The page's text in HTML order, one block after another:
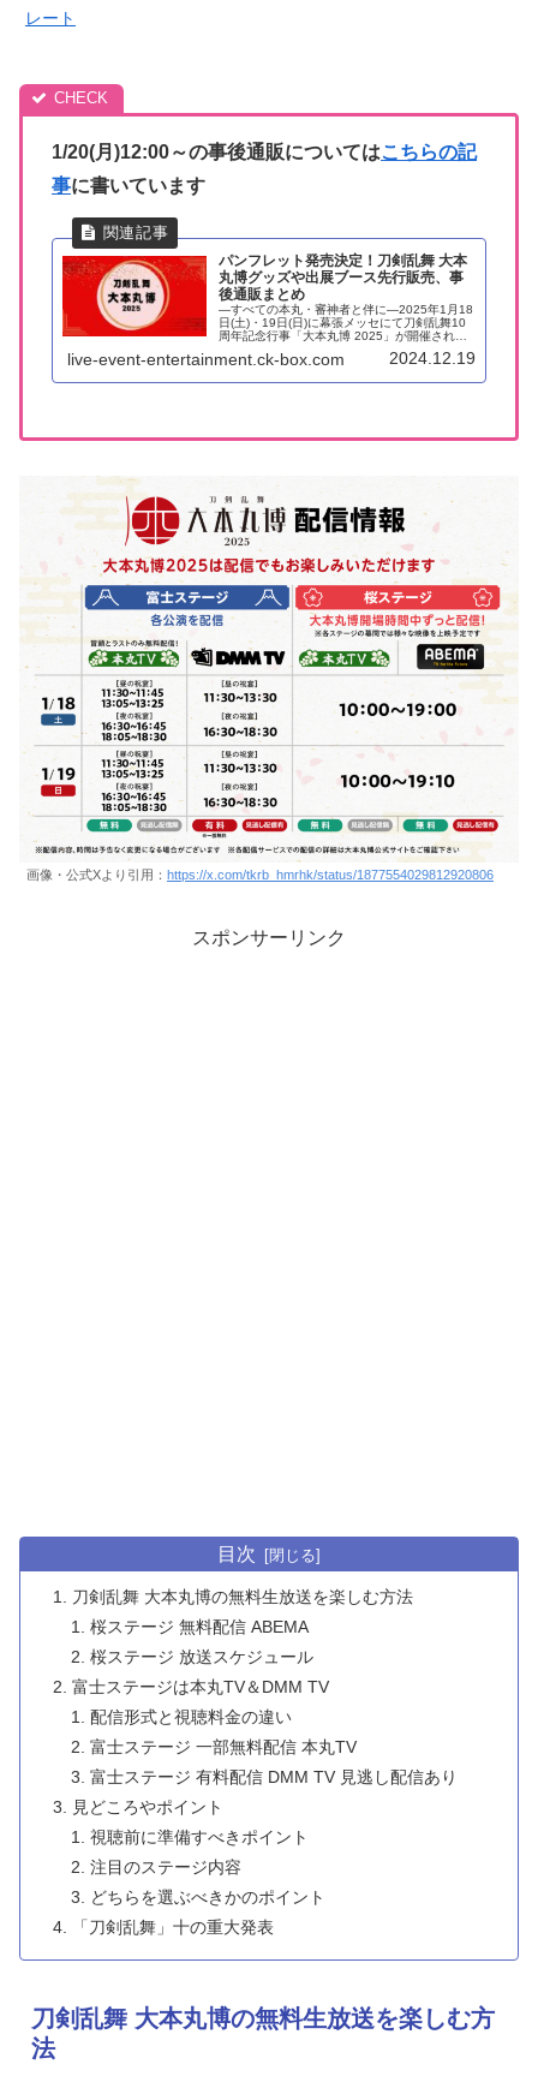
レート
1/20(月)12:00～の事後通販についてはこちらの記
事に書いています
パンフレット発売決定！刀剣乱舞 大本
丸博グッズや出展ブース先行販売、事
後通販まとめ
―すべての本丸・審神者と伴に―2025年1月18
日(土)・19日(日)に幕張メッセにて刀剣乱舞10
周年記念行事「大本丸博 2025」が開催されま
一部載せてあります。DMMで確認すると３３ペ
live-event-entertainment.ck-box.com 2024.12.19
画像・公式Xより引用： https://x.com/tkrb_hmrhk/status/1877554029812920806
スポンサーリンク
目次
刀剣乱舞 大本丸博の無料生放送を楽しむ方法
桜ステージ 無料配信 ABEMA
桜ステージ 放送スケジュール
富士ステージは本丸TV＆DMM TV
配信形式と視聴料金の違い
富士ステージ 一部無料配信 本丸TV
富士ステージ 有料配信 DMM TV 見逃し配信あり
見どころやポイント
視聴前に準備すべきポイント
注目のステージ内容
どちらを選ぶべきかのポイント
「刀剣乱舞」十の重大発表
刀剣乱舞 大本丸博の無料生放送を楽しむ方
法